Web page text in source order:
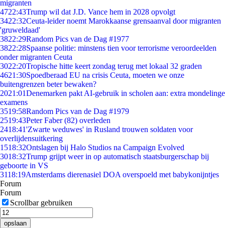
migranten
4722:43Trump wil dat J.D. Vance hem in 2028 opvolgt
3422:32Ceuta-leider noemt Marokkaanse grensaanval door migranten
'gruweldaad'
3822:29Random Pics van de Dag #1977
3822:28Spaanse politie: minstens tien voor terrorisme veroordeelden
onder migranten Ceuta
3022:20Tropische hitte keert zondag terug met lokaal 32 graden
4621:30Spoedberaad EU na crisis Ceuta, moeten we onze
buitengrenzen beter bewaken?
2021:01Denemarken pakt AI-gebruik in scholen aan: extra mondelinge
examens
3519:58Random Pics van de Dag #1979
2519:43Peter Faber (82) overleden
2418:41'Zwarte weduwes' in Rusland trouwen soldaten voor
overlijdensuitkering
1518:32Ontslagen bij Halo Studios na Campaign Evolved
3018:32Trump grijpt weer in op automatisch staatsburgerschap bij
geboorte in VS
3118:19Amsterdams dierenasiel DOA overspoeld met babykonijntjes
Forum
Forum
Scrollbar gebruiken
opslaan